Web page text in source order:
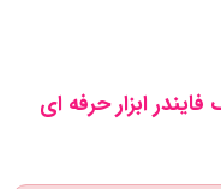
ابزار حرفه ای